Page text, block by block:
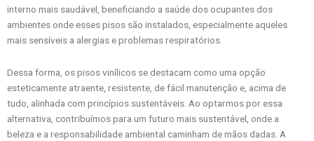
interno mais saudável, beneficiando a saúde dos ocupantes dos
ambientes onde esses pisos são instalados, especialmente aqueles
mais sensíveis a alergias e problemas respiratórios.
Dessa forma, os pisos vinílicos se destacam como uma opção
esteticamente atraente, resistente, de fácil manutenção e, acima de
tudo, alinhada com princípios sustentáveis. Ao optarmos por essa
alternativa, contribuímos para um futuro mais sustentável, onde a
beleza e a responsabilidade ambiental caminham de mãos dadas. A